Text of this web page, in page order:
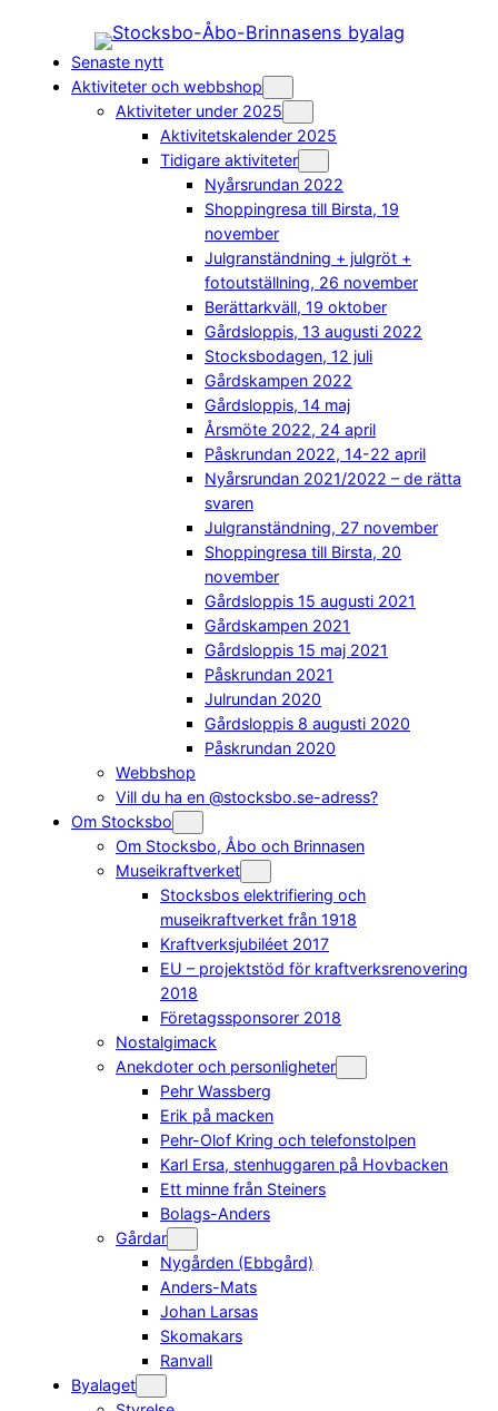
innehåll
Senaste nytt
Aktiviteter och webbshop
Aktiviteter under 2025
Aktivitetskalender 2025
Tidigare aktiviteter
Nyårsrundan 2022
Shoppingresa till Birsta, 19
november
Julgranständning + julgröt +
fotoutställning, 26 november
Berättarkväll, 19 oktober
Gårdsloppis, 13 augusti 2022
Stocksbodagen, 12 juli
Gårdskampen 2022
Gårdsloppis, 14 maj
Årsmöte 2022, 24 april
Påskrundan 2022, 14-22 april
Nyårsrundan 2021/2022 – de rätta
svaren
Julgranständning, 27 november
Shoppingresa till Birsta, 20
november
Gårdsloppis 15 augusti 2021
Gårdskampen 2021
Gårdsloppis 15 maj 2021
Påskrundan 2021
Julrundan 2020
Gårdsloppis 8 augusti 2020
Påskrundan 2020
Webbshop
Vill du ha en @stocksbo.se-adress?
Om Stocksbo
Om Stocksbo, Åbo och Brinnasen
Museikraftverket
Stocksbos elektrifiering och
museikraftverket från 1918
Kraftverksjubiléet 2017
EU – projektstöd för kraftverksrenovering
2018
Företagssponsorer 2018
Nostalgimack
Anekdoter och personligheter
Pehr Wassberg
Erik på macken
Pehr-Olof Kring och telefonstolpen
Karl Ersa, stenhuggaren på Hovbacken
Ett minne från Steiners
Bolags-Anders
Gårdar
Nygården (Ebbgård)
Anders-Mats
Johan Larsas
Skomakars
Ranvall
Byalaget